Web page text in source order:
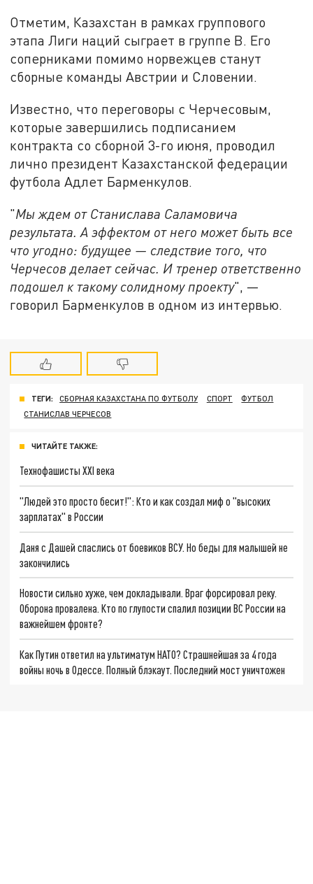
Отметим, Казахстан в рамках группового
этапа Лиги наций сыграет в группе B. Его
соперниками помимо норвежцев станут
сборные команды Австрии и Словении.
Известно, что переговоры с Черчесовым,
которые завершились подписанием
контракта со сборной 3-го июня, проводил
лично президент Казахстанской федерации
футбола Адлет Барменкулов.
"Мы ждем от Станислава Саламовича
результата. А эффектом от него может быть все
что угодно: будущее — следствие того, что
Черчесов делает сейчас. И тренер ответственно
подошел к такому солидному проекту", —
говорил Барменкулов в одном из интервью.
ТЕГИ: СБОРНАЯ КАЗАХСТАНА ПО ФУТБОЛУ СПОРТ
ФУТБОЛ
СТАНИСЛАВ ЧЕРЧЕСОВ
ЧИТАЙТЕ ТАКЖЕ:
Технофашисты XXI века
"Людей это просто бесит!": Кто и как создал миф о "высоких
зарплатах" в России
Даня с Дашей спаслись от боевиков ВСУ. Но беды для малышей не
закончились
Новости сильно хуже, чем докладывали. Враг форсировал реку.
Оборона провалена. Кто по глупости спалил позиции ВС России на
важнейшем фронте?
Как Путин ответил на ультиматум НАТО? Страшнейшая за 4 года
войны ночь в Одессе. Полный блэкаут. Последний мост уничтожен